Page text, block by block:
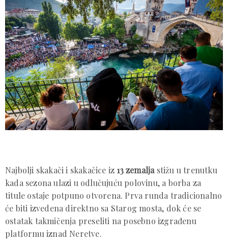
Najbolji skakači i skakačice iz 13 zemalja stižu u trenutku
kada sezona ulazi u odlučujuću polovinu, a borba za
titule ostaje potpuno otvorena. Prva runda tradicionalno
će biti izvedena direktno sa Starog mosta, dok će se
ostatak takmičenja preseliti na posebno izgrađenu
platformu iznad Neretve.